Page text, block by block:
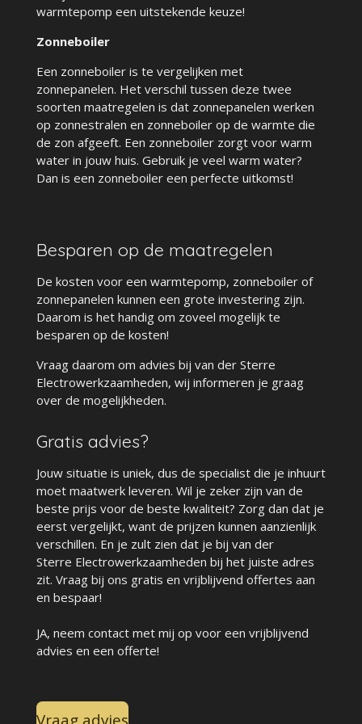
warmtepomp een uitstekende keuze!
Zonneboiler
Een zonneboiler is te vergelijken met
zonnepanelen. Het verschil tussen deze twee
soorten maatregelen is dat zonnepanelen werken
op zonnestralen en zonneboiler op de warmte die
de zon afgeeft. Een zonneboiler zorgt voor warm
water in jouw huis. Gebruik je veel warm water?
Dan is een zonneboiler een perfecte uitkomst!
Besparen op de maatregelen
De kosten voor een warmtepomp, zonneboiler of
zonnepanelen kunnen een grote investering zijn.
Daarom is het handig om zoveel mogelijk te
besparen op de kosten!
Vraag daarom om advies bij van der Sterre
Electrowerkzaamheden, wij informeren je graag
over de mogelijkheden.
Gratis advies?
Jouw situatie is uniek, dus de specialist die je inhuurt
moet maatwerk leveren. Wil je zeker zijn van de
beste prijs voor de beste kwaliteit? Zorg dan dat je
eerst vergelijkt, want de prijzen kunnen aanzienlijk
verschillen. En je zult zien dat je bij van der
Sterre Electrowerkzaamheden bij het juiste adres
zit. Vraag bij ons gratis en vrijblijvend offertes aan
en bespaar!
JA, neem contact met mij op voor een vrijblijvend
advies en een offerte!
Vraag advies